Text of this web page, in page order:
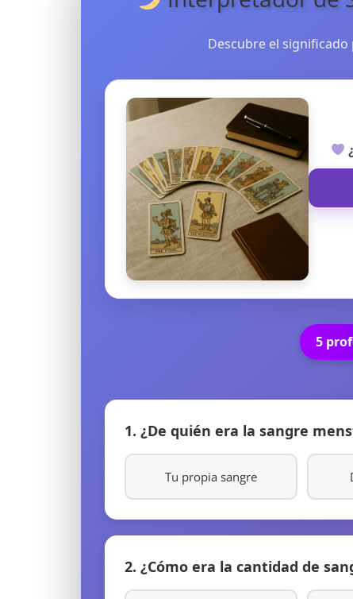
Descubre el
5
1. ¿De quién era la sangre
Tu propia sangre
2. ¿Cómo era la cantidad de
CONSIGUE TUS 5
✓ Sin cargos automáticos. El chat se detiene al